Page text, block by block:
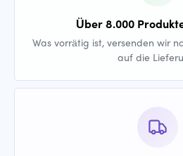
Über 8.000
Was vorrätig ist, versenden wir
auf die